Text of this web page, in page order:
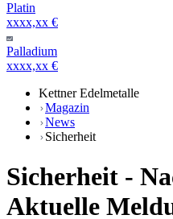
Platin
xxxx,xx €
Palladium
xxxx,xx €
Kettner Edelmetalle
Magazin
News
Sicherheit
Sicherheit -
Aktuelle